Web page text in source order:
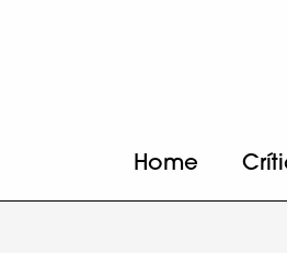
Home